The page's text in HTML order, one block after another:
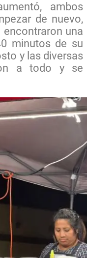
ambos
de nuevo,
una
minutos de su
y las diversas
a todo y se